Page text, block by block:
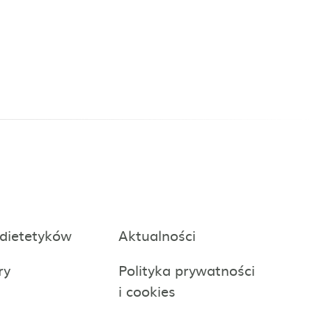
Aktualności
Polityka prywatności
i cookies